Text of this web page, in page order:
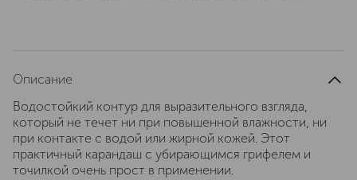
Описание
Водостойкий контур для выразительного взгляда,
который не течет ни при повышенной влажности, ни
при контакте с водой или жирной кожей. Этот
практичный карандаш с убирающимся грифелем и
точилкой очень прост в применении.